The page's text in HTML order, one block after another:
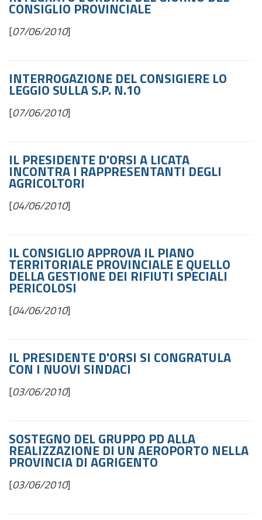
CONSIGLIO PROVINCIALE
[07/06/2010]
INTERROGAZIONE DEL CONSIGIERE LO
LEGGIO SULLA S.P. N.10
[07/06/2010]
IL PRESIDENTE D'ORSI A LICATA
INCONTRA I RAPPRESENTANTI DEGLI
AGRICOLTORI
[04/06/2010]
IL CONSIGLIO APPROVA IL PIANO
TERRITORIALE PROVINCIALE E QUELLO
DELLA GESTIONE DEI RIFIUTI SPECIALI
PERICOLOSI
[04/06/2010]
IL PRESIDENTE D'ORSI SI CONGRATULA
CON I NUOVI SINDACI
[03/06/2010]
SOSTEGNO DEL GRUPPO PD ALLA
REALIZZAZIONE DI UN AEROPORTO NELLA
PROVINCIA DI AGRIGENTO
[03/06/2010]